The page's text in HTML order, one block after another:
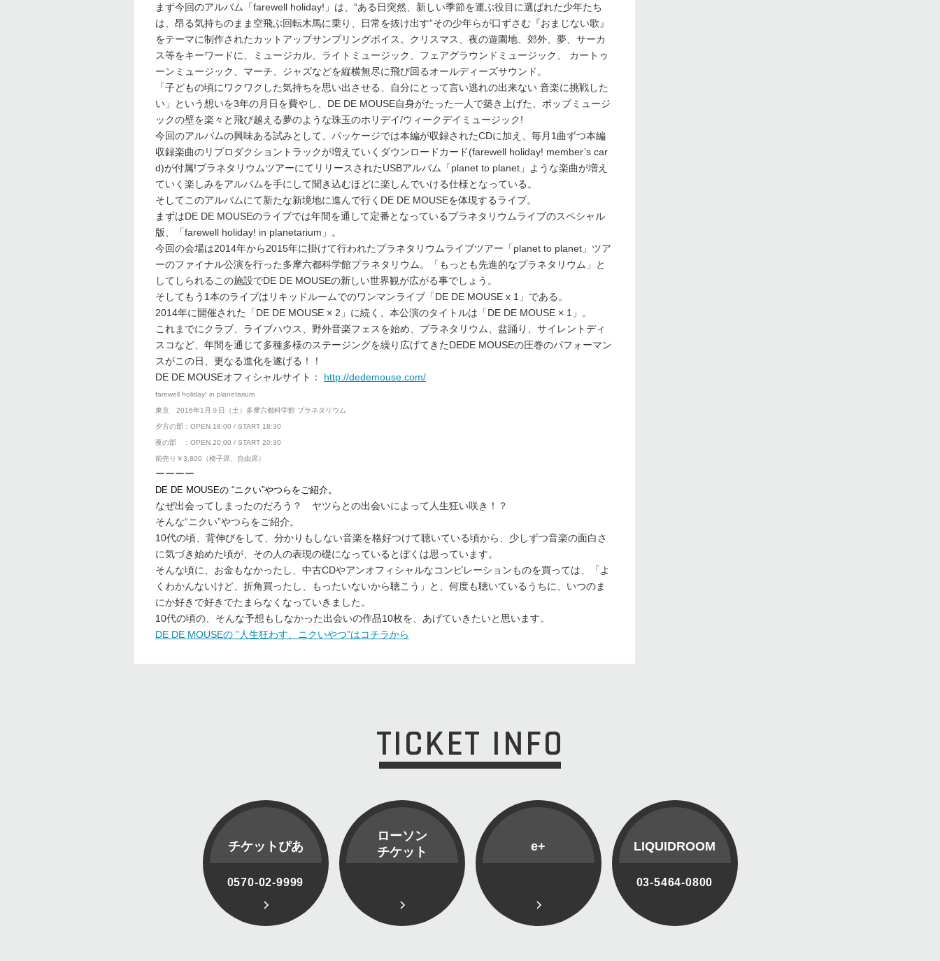
まず今回のアルバム「farewell holiday!」は、“ある日突然、新しい季節を運ぶ役目に選ばれた少年たち
は、昂る気持ちのまま空飛ぶ回転木馬に乗り、日常を抜け出す”その少年らが口ずさむ『おまじない歌』
をテーマに制作されたカットアップサンプリングボイス。クリスマス、夜の遊園地、郊外、夢、サーカ
ス等をキーワードに、ミュージカル、ライトミュージック、フェアグラウンドミュージック、 カートゥ
ーンミュージック、マーチ、ジャズなどを縦横無尽に飛び回るオールディーズサウンド。
「子どもの頃にワクワクした気持ちを思い出させる、自分にとって言い逃れの出来ない 音楽に挑戦した
い」という想いを3年の月日を費やし、DE DE MOUSE自身がたった一人で築き上げた、ポップミュージ
ックの壁を楽々と飛び越える夢のような珠玉のホリデイ/ウィークデイミュージック!
今回のアルバムの興味ある試みとして、パッケージでは本編が収録されたCDに加え、毎月1曲ずつ本編
収録楽曲のリプロダクショントラックが増えていくダウンロードカード(farewell holiday! member’s car
d)が付属!プラネタリウムツアーにてリリースされたUSBアルバム「planet to planet」ような楽曲が増え
ていく楽しみをアルバムを手にして聞き込むほどに楽しんでいける仕様となっている。
そしてこのアルバムにて新たな新境地に進んで行くDE DE MOUSEを体現するライブ。
まずはDE DE MOUSEのライブでは年間を通して定番となっているプラネタリウムライブのスペシャル
版、「farewell holiday! in planetarium」。
今回の会場は2014年から2015年に掛けて行われたプラネタリウムライブツアー「planet to planet」ツア
ーのファイナル公演を行った多摩六都科学館プラネタリウム。「もっとも先進的なプラネタリウム」と
してしられるこの施設でDE DE MOUSEの新しい世界観が広がる事でしょう。
そしてもう1本のライブはリキッドルームでのワンマンライブ「DE DE MOUSE x 1」である。
2014年に開催された「DE DE MOUSE × 2」に続く、本公演のタイトルは「DE DE MOUSE × 1」。
これまでにクラブ、ライブハウス、野外音楽フェスを始め、プラネタリウム、盆踊り、サイレントディ
スコなど、年間を通じて多種多様のステージングを繰り広げてきたDEDE MOUSEの圧巻のパフォーマン
スがこの日、更なる進化を遂げる！！
DE DE MOUSEオフィシャルサイト： ‎http://dedemouse.com/
farewell holiday! in planetarium
東京 2016年1月９日（土）多摩六都科学館 プラネタリウム
夕方の部：OPEN 18:00 / START 18:30
夜の部 ：OPEN 20:00 / START 20:30
前売り￥3,800（椅子席、自由席）
ーーーー
DE DE MOUSEの “ニクい”やつらをご紹介。
なぜ出会ってしまったのだろう？ ヤツらとの出会いによって人生狂い咲き！？
そんな“ニクい”やつらをご紹介。
10代の頃、背伸びをして、分かりもしない音楽を格好つけて聴いている頃から、少しずつ音楽の面白さ
に気づき始めた頃が、その人の表現の礎になっているとぼくは思っています。
そんな頃に、お金もなかったし、中古CDやアンオフィシャルなコンピレーションものを買っては、「よ
くわかんないけど、折角買ったし、もったいないから聴こう」と、何度も聴いているうちに、いつのま
にか好きで好きでたまらなくなっていきました。
10代の頃の、そんな予想もしなかった出会いの作品10枚を、あげていきたいと思います。
DE DE MOUSEの ”人生狂わす、ニクいやつ”はコチラから
TICKET INFO
チケットぴあ
0570-02-9999
ローソン
チケット
e+ LIQUIDROOM
03-5464-0800